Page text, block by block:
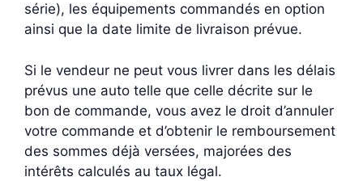
série), les équipements commandés en option
ainsi que la date limite de livraison prévue.
Si le vendeur ne peut vous livrer dans les délais
prévus une auto telle que celle décrite sur le
bon de commande, vous avez le droit d’annuler
votre commande et d’obtenir le remboursement
des sommes déjà versées, majorées des
intérêts calculés au taux légal.